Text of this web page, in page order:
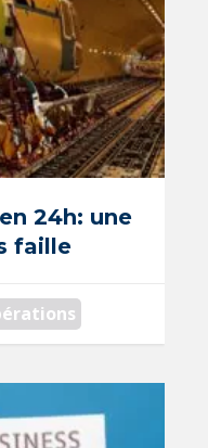
24h: une
faille
English